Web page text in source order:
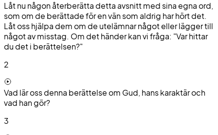
Låt nu någon återberätta detta avsnitt med sina egna ord,
som om de berättade för en vän som aldrig har hört det.
Låt oss hjälpa dem om de utelämnar något eller lägger till
något av misstag. Om det händer kan vi fråga: "Var hittar
du det i berättelsen?"
2
Vad lär oss denna berättelse om Gud, hans karaktär och
vad han gör?
3